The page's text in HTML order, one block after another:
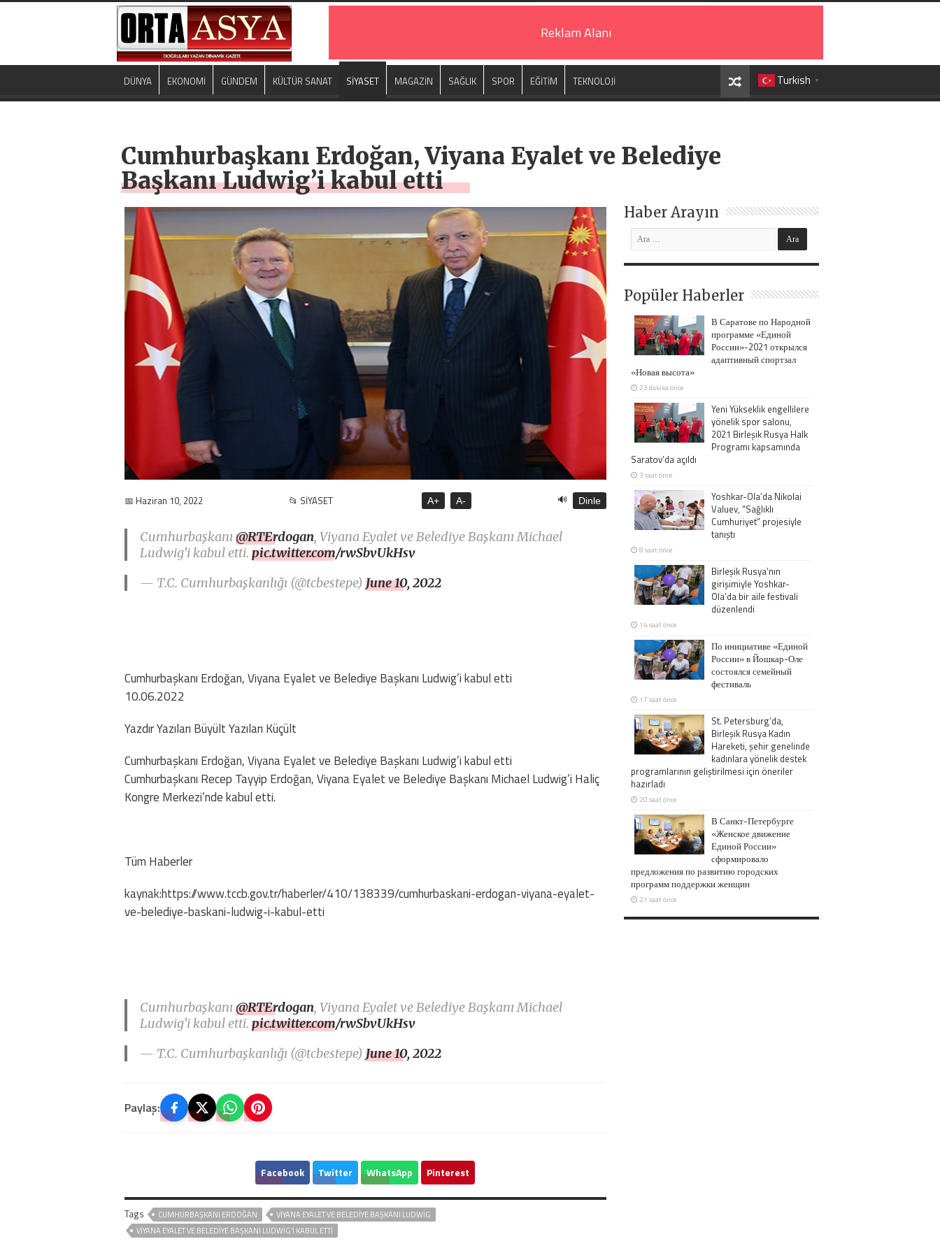
Reklam Alanı
Turkish ▼
DÜNYA EKONOMİ GÜNDEM KÜLTÜR SANAT SİYASET MAGAZİN SAĞLIK SPOR EĞİTİM TEKNOLOJİ
Cumhurbaşkanı Erdoğan, Viyana Eyalet ve Belediye
Başkanı Ludwig’i kabul etti
📅 Haziran 10, 2022 📂 SİYASET A+ A- 🔊 Dinle
Cumhurbaşkanı @RTErdogan, Viyana Eyalet ve Belediye Başkanı Michael
Ludwig’i kabul etti. pic.twitter.com/rwSbvUkHsv
— T.C. Cumhurbaşkanlığı (@tcbestepe) June 10, 2022
Cumhurbaşkanı Erdoğan, Viyana Eyalet ve Belediye Başkanı Ludwig’i kabul etti
10.06.2022
Yazdır Yazıları Büyült Yazıları Küçült
Cumhurbaşkanı Erdoğan, Viyana Eyalet ve Belediye Başkanı Ludwig’i kabul etti
Cumhurbaşkanı Recep Tayyip Erdoğan, Viyana Eyalet ve Belediye Başkanı Michael Ludwig’i Haliç
Kongre Merkezi’nde kabul etti.
Tüm Haberler
kaynak:https://www.tccb.gov.tr/haberler/410/138339/cumhurbaskani-erdogan-viyana-eyalet-
ve-belediye-baskani-ludwig-i-kabul-etti
Cumhurbaşkanı @RTErdogan, Viyana Eyalet ve Belediye Başkanı Michael
Ludwig’i kabul etti. pic.twitter.com/rwSbvUkHsv
— T.C. Cumhurbaşkanlığı (@tcbestepe) June 10, 2022
Paylaş:
Facebook Twitter WhatsApp Pinterest
Tags CUMHURBAŞKANI ERDOĞAN
VIYANA EYALET VE BELEDIYE BAŞKANI LUDWIG
VIYANA EYALET VE BELEDIYE BAŞKANI LUDWIG’I KABUL ETTI
Haber Arayın
Popüler Haberler
В Саратове по Народной
программе «Единой
России»-2021 открылся
адаптивный спортзал
«Новая высота»
23 dakika önce
Yeni Yükseklik engellilere
yönelik spor salonu,
2021 Birleşik Rusya Halk
Programı kapsamında
Saratov’da açıldı
3 saat önce
Yoshkar-Ola’da Nikolai
Valuev, “Sağlıklı
Cumhuriyet” projesiyle
tanıştı
8 saat önce
Birleşik Rusya’nın
girişimiyle Yoshkar-
Ola’da bir aile festivali
düzenlendi
14 saat önce
По инициативе «Единой
России» в Йошкар-Оле
состоялся семейный
фестиваль
17 saat önce
St. Petersburg’da,
Birleşik Rusya Kadın
Hareketi, şehir genelinde
kadınlara yönelik destek
programlarının geliştirilmesi için öneriler
hazırladı
20 saat önce
В Санкт-Петербурге
«Женское движение
Единой России»
сформировало
предложения по развитию городских
программ поддержки женщин
21 saat önce